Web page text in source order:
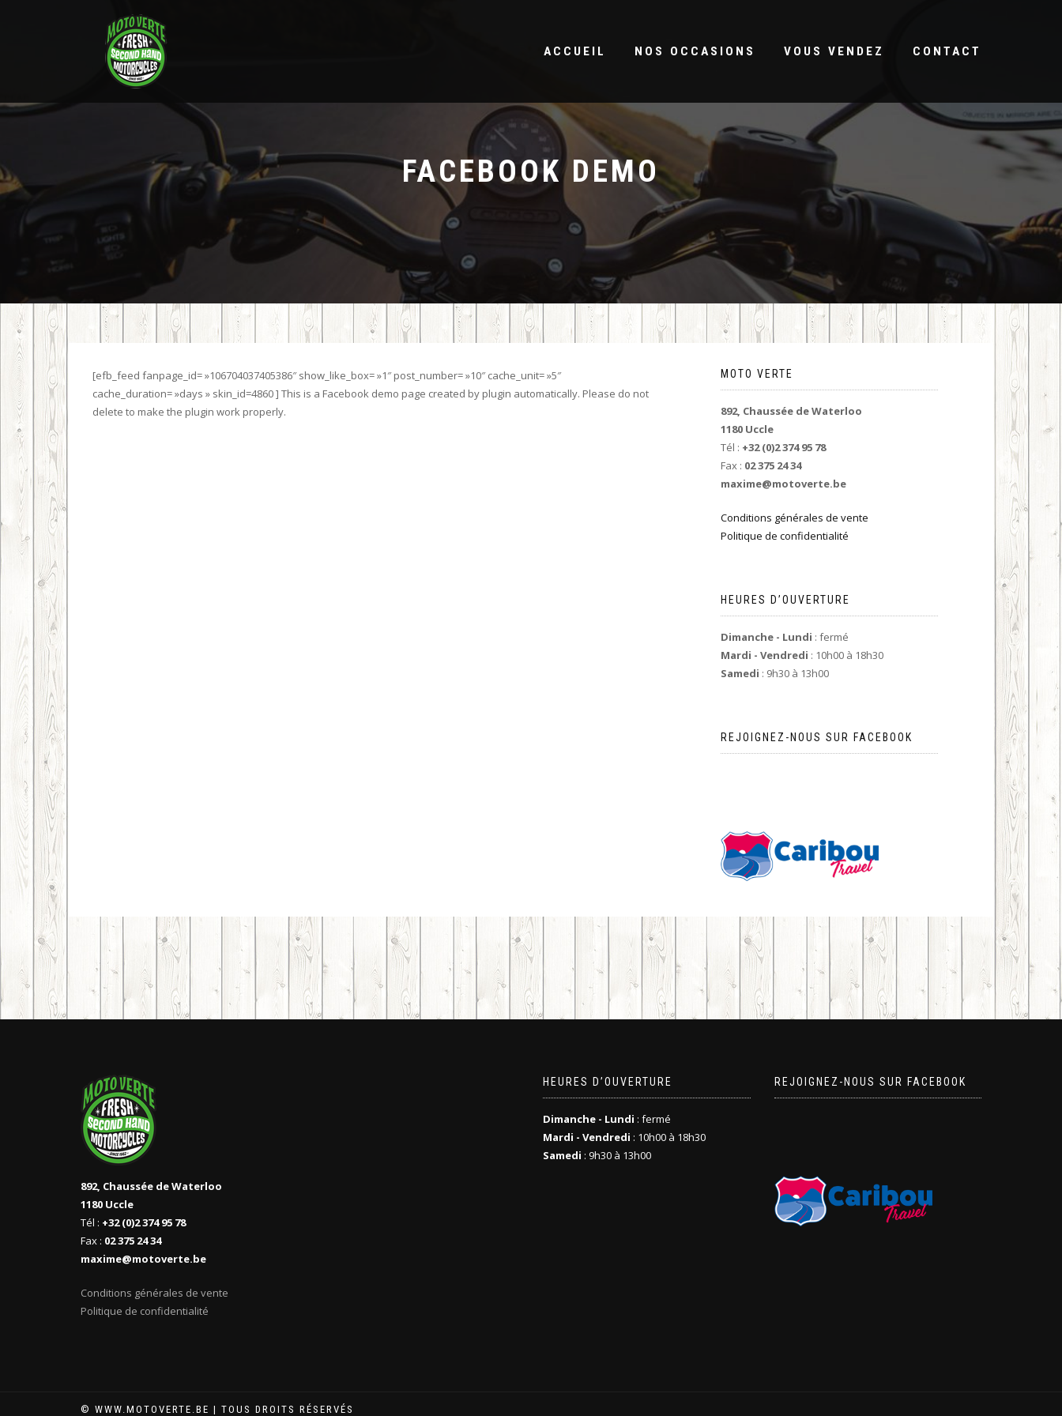
ACCUEIL NOS OCCASIONS VOUS VENDEZ CONTACT
FACEBOOK DEMO
[efb_feed fanpage_id= »106704037405386″ show_like_box= »1″ post_number= »10″ cache_unit= »5″
cache_duration= »days » skin_id=4860 ] This is a Facebook demo page created by plugin automatically. Please do not
delete to make the plugin work properly.
MOTO VERTE
892, Chaussée de Waterloo
1180 Uccle
Tél : +32 (0)2 374 95 78
Fax : 02 375 24 34
maxime@motoverte.be
Conditions générales de vente
Politique de confidentialité
HEURES D’OUVERTURE
Dimanche - Lundi : fermé
Mardi - Vendredi : 10h00 à 18h30
Samedi : 9h30 à 13h00
REJOIGNEZ-NOUS SUR FACEBOOK
892, Chaussée de Waterloo
1180 Uccle
Tél : +32 (0)2 374 95 78
Fax : 02 375 24 34
maxime@motoverte.be
Conditions générales de vente
Politique de confidentialité
HEURES D’OUVERTURE
Dimanche - Lundi : fermé
Mardi - Vendredi : 10h00 à 18h30
Samedi : 9h30 à 13h00
REJOIGNEZ-NOUS SUR FACEBOOK
© WWW.MOTOVERTE.BE | TOUS DROITS RÉSERVÉS